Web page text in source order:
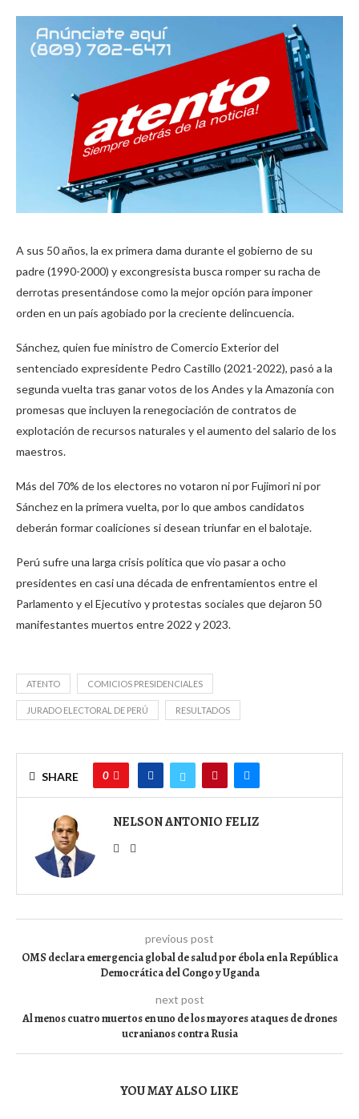
A sus 50 años, la ex primera dama durante el gobierno de su
padre (1990-2000) y excongresista busca romper su racha de
derrotas presentándose como la mejor opción para imponer
orden en un país agobiado por la creciente delincuencia.
Sánchez, quien fue ministro de Comercio Exterior del
sentenciado expresidente Pedro Castillo (2021-2022), pasó a la
segunda vuelta tras ganar votos de los Andes y la Amazonía con
promesas que incluyen la renegociación de contratos de
explotación de recursos naturales y el aumento del salario de los
maestros.
Más del 70% de los electores no votaron ni por Fujimori ni por
Sánchez en la primera vuelta, por lo que ambos candidatos
deberán formar coaliciones si desean triunfar en el balotaje.
Perú sufre una larga crisis política que vio pasar a ocho
presidentes en casi una década de enfrentamientos entre el
Parlamento y el Ejecutivo y protestas sociales que dejaron 50
manifestantes muertos entre 2022 y 2023.
ATENTO COMICIOS PRESIDENCIALES
JURADO ELECTORAL DE PERÚ RESULTADOS
SHARE 0
NELSON ANTONIO FELIZ
previous post
OMS declara emergencia global de salud por ébola en la República
Democrática del Congo y Uganda
next post
Al menos cuatro muertos en uno de los mayores ataques de drones
ucranianos contra Rusia
YOU MAY ALSO LIKE